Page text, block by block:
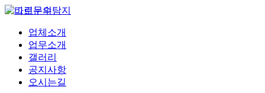
업체소개
업무소개
갤러리
공지사항
오시는길